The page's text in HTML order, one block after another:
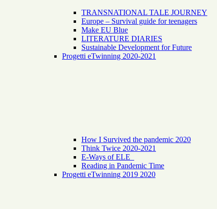
TRANSNATIONAL TALE JOURNEY
Europe – Survival guide for teenagers
Make EU Blue
LITERATURE DIARIES
Sustainable Development for Future
Progetti eTwinning 2020-2021
How I Survived the pandemic 2020
Think Twice 2020-2021
E-Ways of ELE
Reading in Pandemic Time
Progetti eTwinning 2019 2020